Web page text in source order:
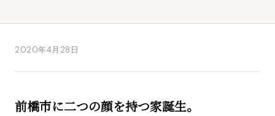
2020年4月28日
前橋市に二つの顔を持つ家誕生。